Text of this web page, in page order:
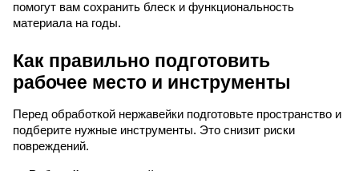
помогут вам сохранить блеск и функциональность
материала на годы.
Как правильно подготовить
рабочее место и инструменты
Перед обработкой нержавейки подготовьте пространство и
подберите нужные инструменты. Это снизит риски
повреждений.